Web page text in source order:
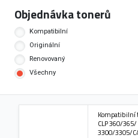
Objednávka tonerů
Kompatibilní
Originální
Renovovaný
Všechny
Kompatibilní
CLP 360/365/
3300/3305/